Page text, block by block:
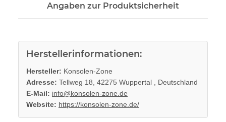
Angaben zur Produktsicherheit
Herstellerinformationen:
Hersteller: Konsolen-Zone
Adresse: Tellweg 18, 42275 Wuppertal , Deutschland
E-Mail: info@konsolen-zone.de
Website: https://konsolen-zone.de/